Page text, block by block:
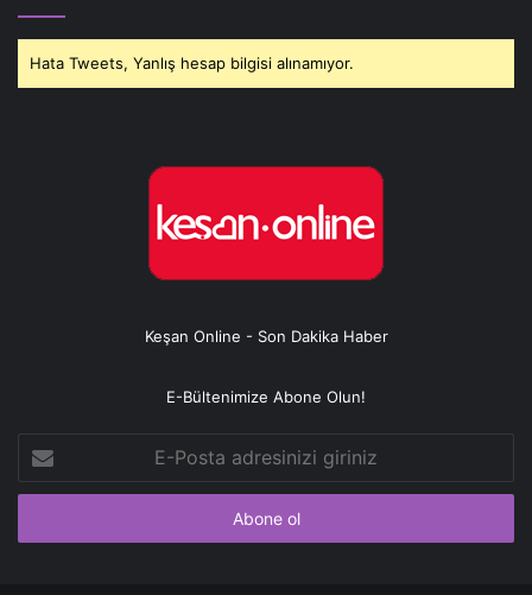
Hata Tweets, Yanlış hesap bilgisi alınamıyor.
Keşan Online - Son Dakika Haber
E-Bültenimize Abone Olun!
Posta
adresinizi